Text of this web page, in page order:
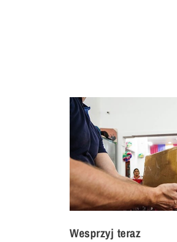
Wesprzyj teraz